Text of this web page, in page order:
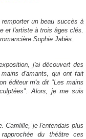
un beau succès à
et l'artiste à trois âges clés.
Sophie Jabès.
j'ai découvert des
d'amants, qui ont fait
éditeur m'a dit "Les mains
Alors, je me suis
Camlille, je l'entendais plus
du théâtre ces